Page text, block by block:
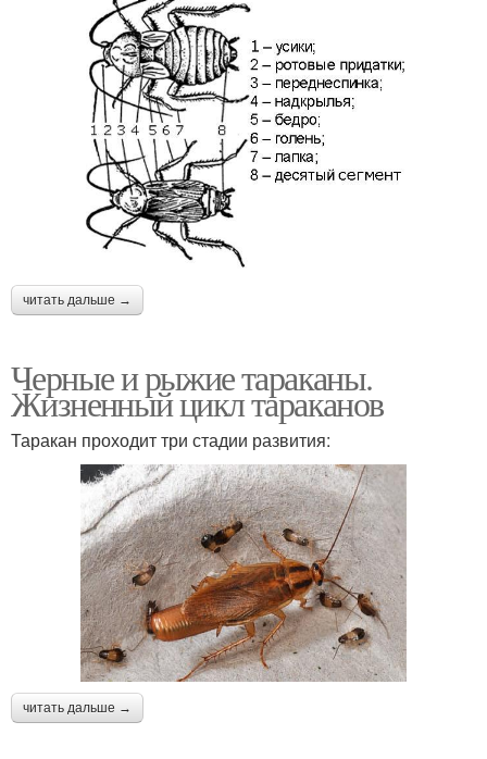
читать дальше →
Черные и рыжие тараканы.
Жизненный цикл тараканов
Таракан проходит три стадии развития:
читать дальше →